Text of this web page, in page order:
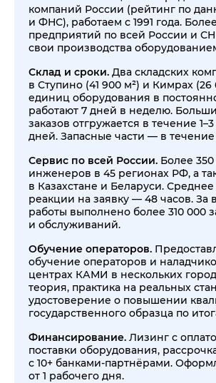
компаний России (рейтинг по
и ФНС), работаем с 1991 года.
предприятий по всей России и
свои производства
Склад и сроки. Два складских
в Ступино (41 900 м²) и Кимрах (26
единиц оборудования в
работают 7 дней в неделю.
заказов отгружается в течение
дней. Запасные части — в
Сервис по всей России. Более
инженеров в 45 регионах РФ, а
в Казахстане и Беларуси.
реакции на заявку — 48 часов. За
работы выполнено более 310 000
и обслуживаний.
Обучение операторов.
обучение операторов и
центрах КАМИ в нескольких
теория, практика на реальных
удостоверение о повышении
государственного образца по
Финансирование. Лизинг с
поставки оборудования,
с 10+ банками-партнёрами.
от 1 рабочего дня.